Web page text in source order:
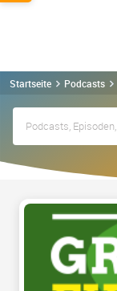
Startseite Podcasts